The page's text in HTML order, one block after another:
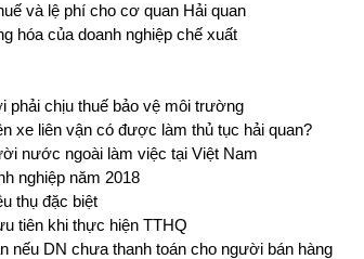
và lệ phí cho cơ quan Hải quan
hóa của doanh nghiệp chế xuất
phải chịu thuế bảo vệ môi trường
xe liên vận có được làm thủ tục hải quan?
nước ngoài làm việc tại Việt Nam
nghiệp năm 2018
thụ đặc biệt
tiên khi thực hiện TTHQ
nếu DN chưa thanh toán cho người bán hàng